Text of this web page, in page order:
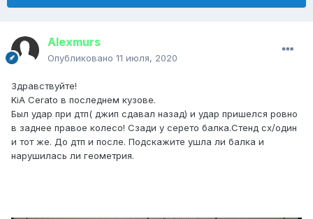
Alexmurs
Опубликовано 11 июля, 2020
Здравствуйте!
KiA Cerato в последнем кузове.
Был удар при дтп( джип сдавал назад) и удар пришелся ровно
в заднее правое колесо! Сзади у серето балка.Стенд сх/один
и тот же. До дтп и после. Подскажите ушла ли балка и
нарушилась ли геометрия.